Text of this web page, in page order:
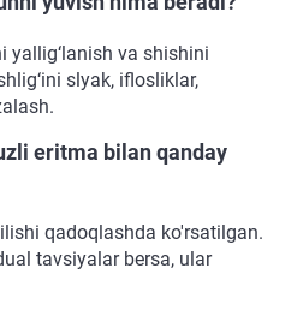
yallig‘lanish va shishini
slyak, iflosliklar,
eritma bilan qanday
qadoqlashda ko'rsatilgan.
tavsiyalar bersa, ular